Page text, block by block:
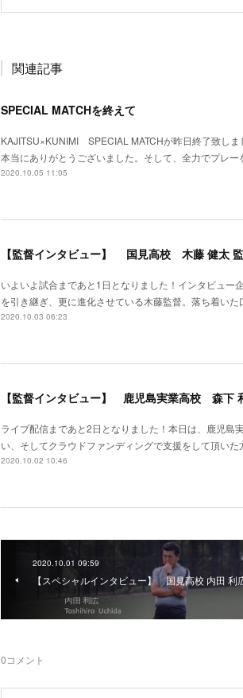
関連記事
SPECIAL MATCHを終えて
KAJITSU×KUNIMI SPECIAL MATCHが昨日終了致しま
本当にありがとうございました。そして、全力でプレ
2020.10.05 11:05
【監督インタビュー】 国見高校 木藤 健太
いよいよ試合まであと1日となりました！インタビュ
を引き継ぎ、更に進化させている木藤監督。落ち着い
2020.10.03 06:23
【監督インタビュー】 鹿児島実業高校 森下
ライブ配信まであと2日となりました！本日は、鹿児島
い、そしてクラウドファンディングで支援をして頂い
2020.10.02 10:46
2020.10.01 09:59
【スペシャルインタビュー】 国見高校 内田 利
0コメント